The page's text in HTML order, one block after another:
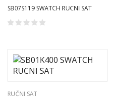
SB07S119 SWATCH RUCNI SAT
RUČNI SAT